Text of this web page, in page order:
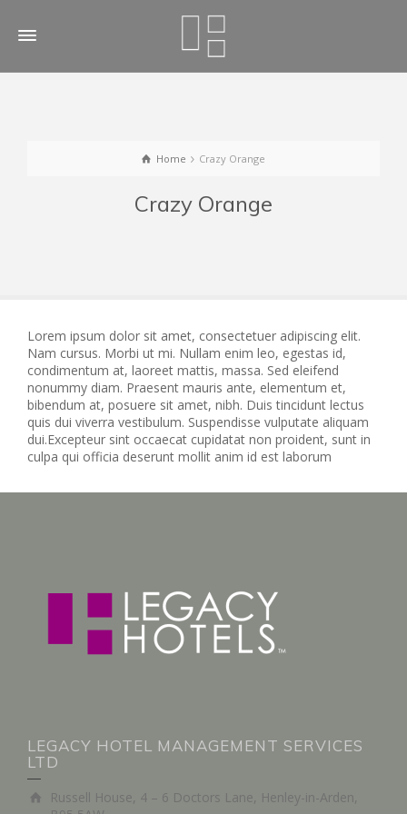
Home Crazy Orange
Crazy Orange
Lorem ipsum dolor sit amet, consectetuer adipiscing elit.
Nam cursus. Morbi ut mi. Nullam enim leo, egestas id,
condimentum at, laoreet mattis, massa. Sed eleifend
nonummy diam. Praesent mauris ante, elementum et,
bibendum at, posuere sit amet, nibh. Duis tincidunt lectus
quis dui viverra vestibulum. Suspendisse vulputate aliquam
dui.Excepteur sint occaecat cupidatat non proident, sunt in
culpa qui officia deserunt mollit anim id est laborum
LEGACY HOTEL MANAGEMENT SERVICES
LTD
Russell House, 4 – 6 Doctors Lane, Henley-in-Arden,